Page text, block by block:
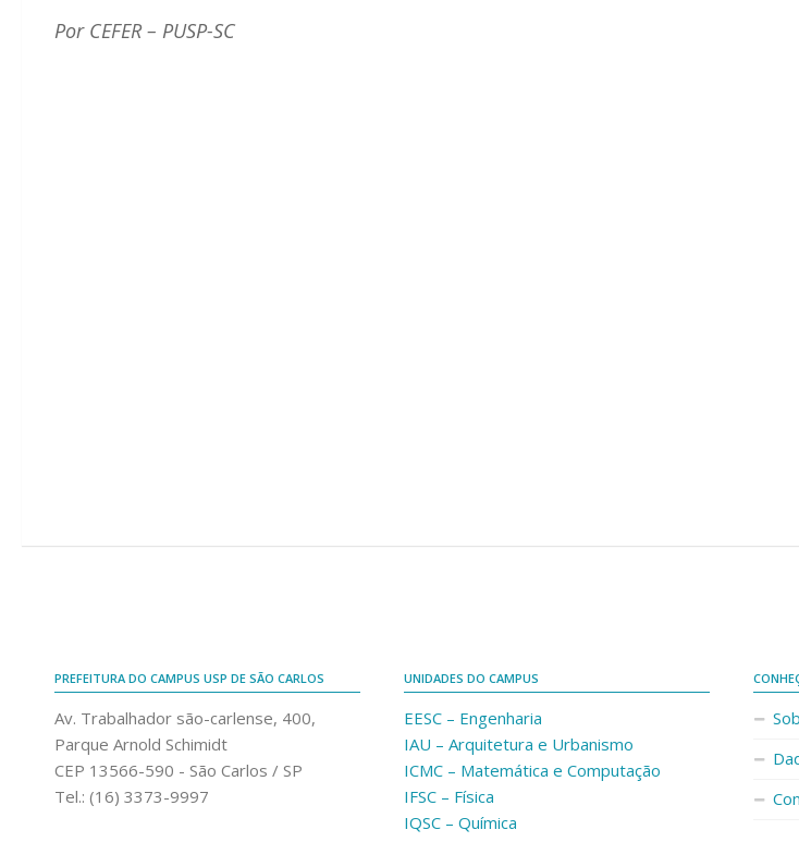
Por CEFER – PUSP-SC
PREFEITURA DO CAMPUS USP DE SÃO CARLOS
Av. Trabalhador são-carlense, 400,
Parque Arnold Schimidt
CEP 13566-590 - São Carlos / SP
Tel.: (16) 3373-9997
UNIDADES DO CAMPUS
EESC – Engenharia
IAU – Arquitetura e Urbanismo
ICMC – Matemática e Computação
IFSC – Física
IQSC – Química